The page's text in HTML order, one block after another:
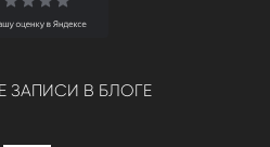
ЗАПИСИ В БЛОГЕ